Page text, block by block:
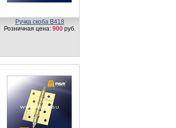
Ручка скоба B418
Розничная цена: 900руб.